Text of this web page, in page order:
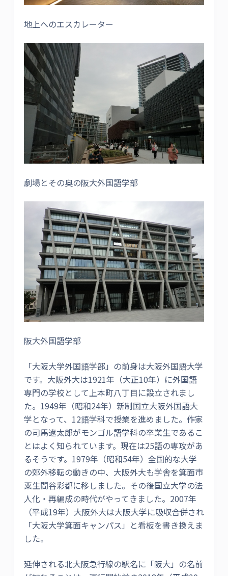
地上へのエスカレーター
劇場とその奥の阪大外国語学部
阪大外国語学部
「大阪大学外国語学部」の前身は大阪外国語大学
です。大阪外大は1921年（大正10年）に外国語
専門の学校として上本町八丁目に設立されまし
た。1949年（昭和24年）新制国立大阪外国語大
学となって、12語学科で授業を進めました。作家
の司馬遼太郎がモンゴル語学科の卒業生であるこ
とはよく知られています。現在は25語の専攻があ
るそうです。1979年（昭和54年）全国的な大学
の郊外移転の動きの中、大阪外大も学舎を箕面市
粟生間谷彩都に移しました。その後国立大学の法
人化・再編成の時代がやってきました。2007年
（平成19年）大阪外大は大阪大学に吸収合併され
「大阪大学箕面キャンパス」と看板を書き換えま
した。
延伸される北大阪急行線の駅名に「阪大」の名前